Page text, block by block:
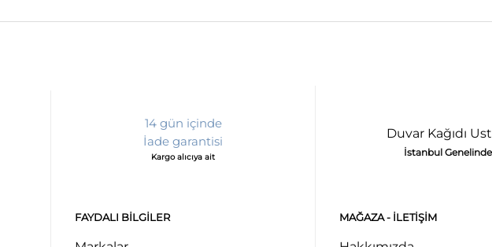
14 gün içinde
İade garantisi
Kargo alıcıya ait
Duvar Kağıdı
İstanbul Genelinde
FAYDALI BILGILER MAĞAZA - ILETIŞIM